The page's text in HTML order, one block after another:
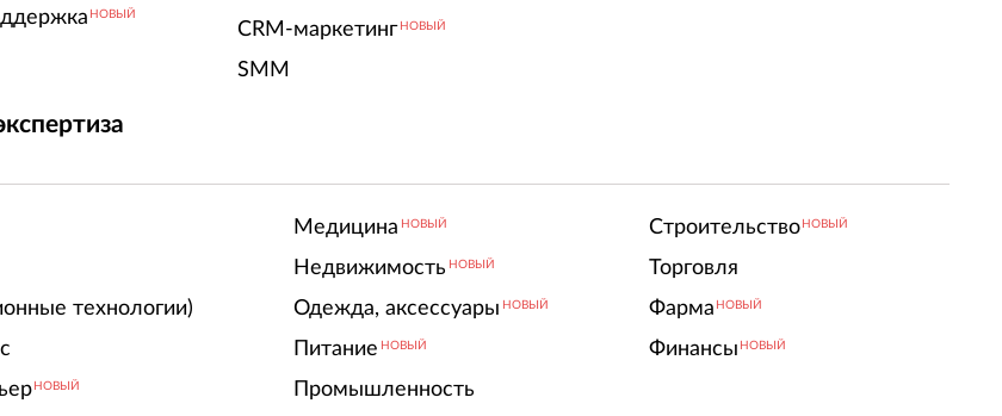
НОВЫЙ
CRM-маркетинг НОВЫЙ
SMM
технологии)
НОВЫЙ
Медицина НОВЫЙ
Недвижимость НОВЫЙ
Одежда, аксессуары НОВЫЙ
Питание НОВЫЙ
Промышленность
Строительство НОВЫЙ
Торговля
Фарма НОВЫЙ
Финансы НОВЫЙ